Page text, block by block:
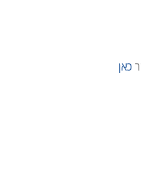
כאן